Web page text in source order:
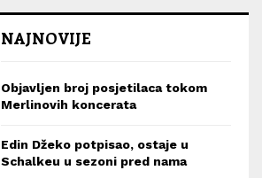
NAJNOVIJE
Objavljen broj posjetilaca tokom
Merlinovih koncerata
Edin Džeko potpisao, ostaje u
Schalkeu u sezoni pred nama